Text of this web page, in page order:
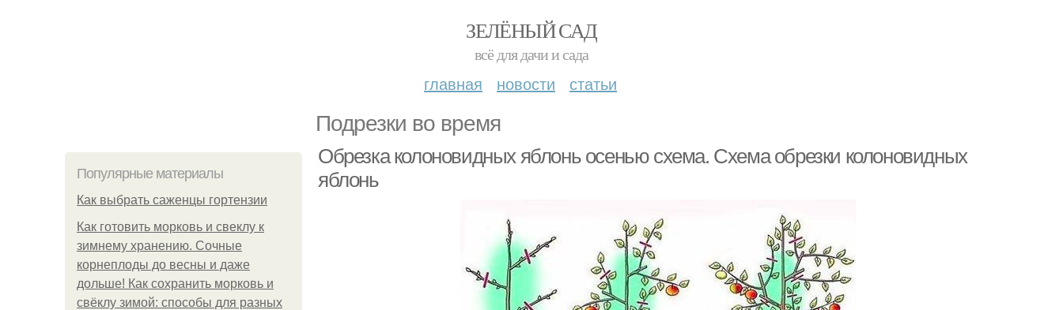
ЗЕЛЁНЫЙ САД
всё для дачи и сада
главная новости статьи
Подрезки во время
Популярные материалы
Как выбрать саженцы гортензии
Как готовить морковь и свеклу к
зимнему хранению. Сочные
корнеплоды до весны и даже
дольше! Как сохранить морковь и
свёклу зимой: способы для разных
Обрезка колоновидных яблонь осенью схема. Схема обрезки колоновидных
яблонь